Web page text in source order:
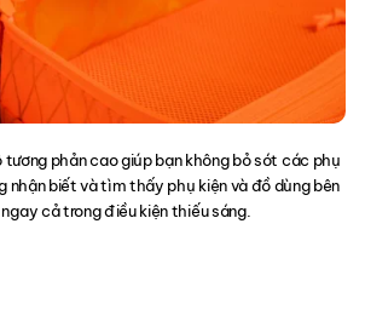
tương phản cao giúp bạn không bỏ sót các phụ
nhận biết và tìm thấy phụ kiện và đồ dùng bên
cả trong điều kiện thiếu sáng.